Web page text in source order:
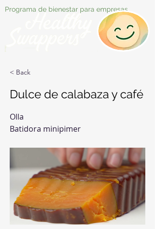
Programa de bienestar para empresas
< Back
Dulce de calabaza y café
Olla
Batidora minipimer